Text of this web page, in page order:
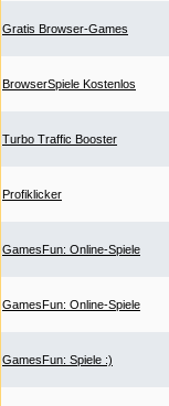
Gratis Browser-Games
BrowserSpiele Kostenlos
Turbo Traffic Booster
Profiklicker
GamesFun: Online-Spiele
GamesFun: Online-Spiele
GamesFun: Spiele :)